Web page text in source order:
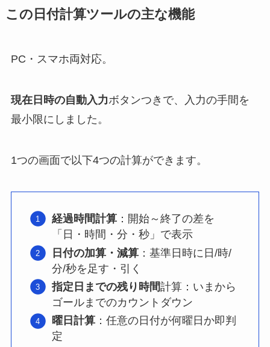
この日付計算ツールの主な機能
PC・スマホ両対応。
現在日時の自動入力ボタンつきで、入力の手間を
最小限にしました。
1つの画面で以下4つの計算ができます。
経過時間計算 ：開始～終了の差を
「日・時間・分・秒」で表示
日付の加算・減算 ：基準日時に日/時/
分/秒を足す・引く
指定日までの残り時間計算：いまから
ゴールまでのカウントダウン
曜日計算 ：任意の日付が何曜日か即判
定